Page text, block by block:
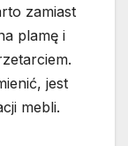
zamiast
plamę i
jest
mebli.